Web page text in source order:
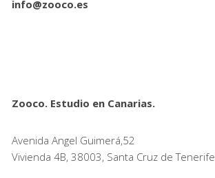
info@zooco.es
Zooco. Estudio en Canarias.
Avenida Angel Guimerá,52
Vivienda 4B, 38003, Santa Cruz de Tenerife